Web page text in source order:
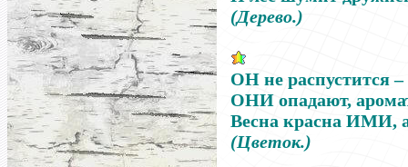
(Дерево.)
ОН не распустится–
ОНИ опадают,
Весна красна ИМИ,
(Цветок.)